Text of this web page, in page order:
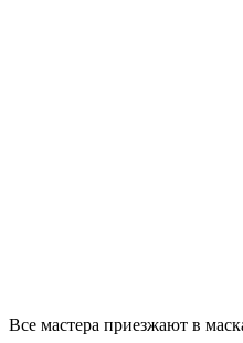
Все мастера приезжают в